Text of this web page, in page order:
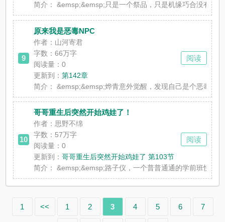
简介：
&emsp;&emsp;只是一个祭品，只是机缘巧合没有死
9
原来我是恶毒NPC
作者：山河寄君
字数：66万字
阅读量：0
更新到：第142章
简介：
&emsp;&emsp;烨青意外觉醒，发现自己是个恶毒
阅读
10
哥哥重生后突然开始鸡娃了！
作者：思野不绵
字数：57万字
阅读量：0
更新到：哥哥重生后突然开始鸡娃了 第103节
简介：
&emsp;&emsp;路子仪，一个普普通通的学前班快乐
阅读
1 << 1 2 3 4 5 6 7